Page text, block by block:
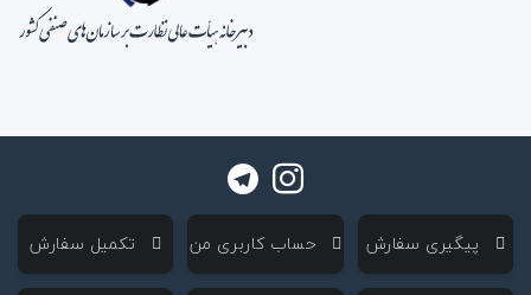
‌ پیگیری سفارش ‌ حساب کاربری من ‌ تکمیل سفارش